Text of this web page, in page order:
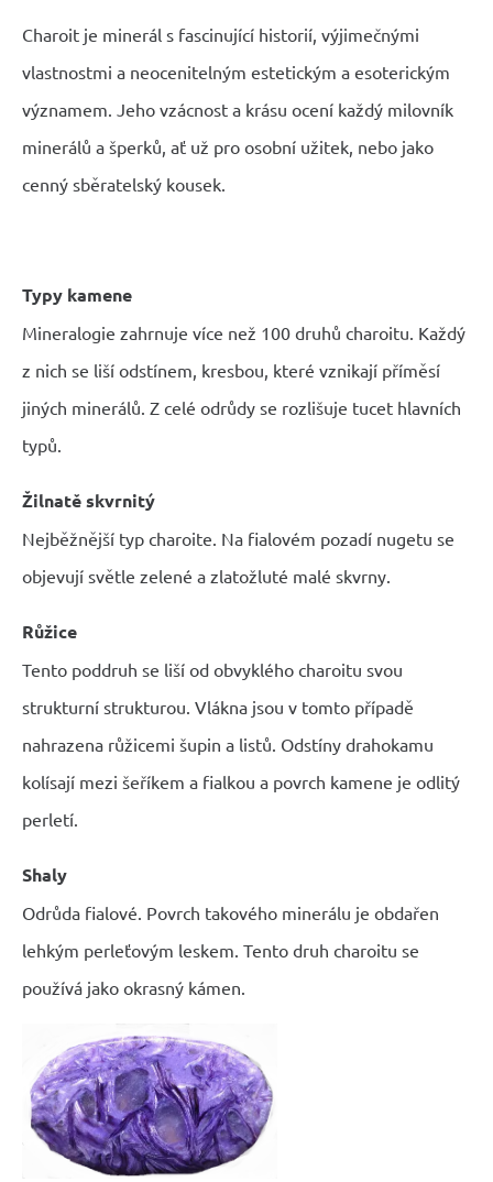
Charoit je minerál s fascinující historií, výjimečnými
vlastnostmi a neocenitelným estetickým a esoterickým
významem. Jeho vzácnost a krásu ocení každý milovník
minerálů a šperků, ať už pro osobní užitek, nebo jako
cenný sběratelský kousek.
Typy kamene
Mineralogie zahrnuje více než 100 druhů charoitu. Každý
z nich se liší odstínem, kresbou, které vznikají příměsí
jiných minerálů. Z celé odrůdy se rozlišuje tucet hlavních
typů.
Žilnatě skvrnitý
Nejběžnější typ charoite. Na fialovém pozadí nugetu se
objevují světle zelené a zlatožluté malé skvrny.
Růžice
Tento poddruh se liší od obvyklého charoitu svou
strukturní strukturou. Vlákna jsou v tomto případě
nahrazena růžicemi šupin a listů. Odstíny drahokamu
kolísají mezi šeříkem a fialkou a povrch kamene je odlitý
perletí.
Shaly
Odrůda fialové. Povrch takového minerálu je obdařen
lehkým perleťovým leskem. Tento druh charoitu se
používá jako okrasný kámen.